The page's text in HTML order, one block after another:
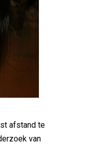
afstand te
van